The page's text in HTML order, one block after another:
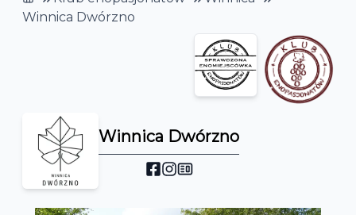
Winnica Dwórzno
Winnica Dwórzno